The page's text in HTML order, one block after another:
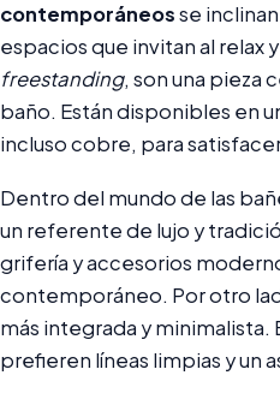
contemporáneosse
espacios que invitan al
freestanding, son una pieza
baño. Están disponibles en
incluso cobre, para
Dentro del mundo de las
un referente de lujo y
grifería y accesorios
contemporáneo. Por otro
más integrada y minimalista.
prefieren líneas limpias y un